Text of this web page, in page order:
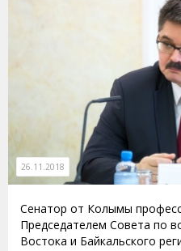
26.11.2018
Сенатор от Колымы
Председателем Совета по
Востока и Байкальского